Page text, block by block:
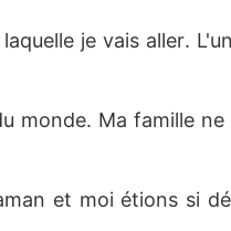
je vais aller.
monde. Ma famille ne
et moi étions si